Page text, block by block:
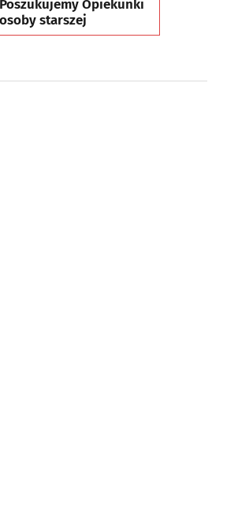
Poszukujemy Opiekunki
osoby starszej